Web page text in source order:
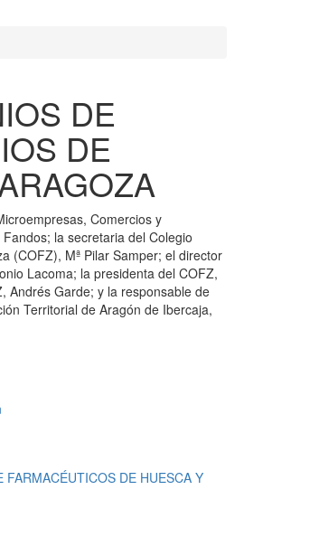
DE
DE
Comercios y
la secretaria del Colegio
(COFZ), Mª Pilar Samper; el director
Lacoma; la presidenta del COFZ,
Andrés Garde; y la responsable de
Territorial de Aragón de Ibercaja,
DE HUESCA Y